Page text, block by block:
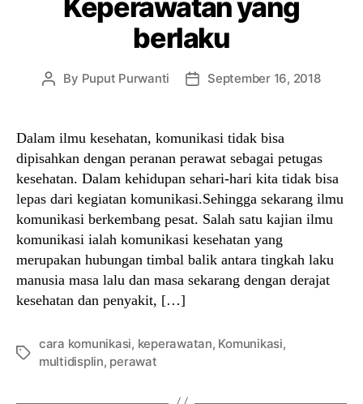
Keperawatan yang
berlaku
Post
By Puput Purwanti
PostSeptember 16, 2018
Dalam ilmu kesehatan, komunikasi tidak bisa
dipisahkan dengan peranan perawat sebagai petugas
kesehatan. Dalam kehidupan sehari-hari kita tidak bisa
lepas dari kegiatan komunikasi.Sehingga sekarang ilmu
komunikasi berkembang pesat. Salah satu kajian ilmu
komunikasi ialah komunikasi kesehatan yang
merupakan hubungan timbal balik antara tingkah laku
manusia masa lalu dan masa sekarang dengan derajat
kesehatan dan penyakit, […]
Tags
cara komunikasi, keperawatan, Komunikasi,
multidisplin, perawat